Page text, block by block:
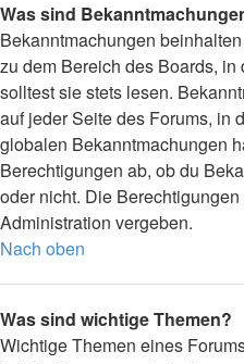
Was sind
Bekanntmachungen
zu dem Bereich des Boards,
solltest sie stets lesen.
auf jeder Seite des Forums, in
globalen Bekanntmachungen
Berechtigungen ab, ob du
oder nicht. Die
Administration vergeben.
Nach oben
Was sind wichtige Themen?
Wichtige Themen eines